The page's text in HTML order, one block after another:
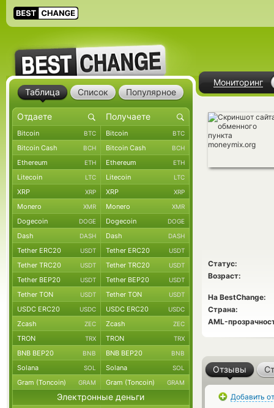
Мониторинг
Статус:
Возраст:
На BestChange:
Страна:
AML-
Отзывы
Добавить
Таблица Список Популярное
Bitcoin BTC Bitcoin BTC
Bitcoin Cash BCH Bitcoin Cash BCH
Ethereum ETH Ethereum ETH
Litecoin LTC Litecoin LTC
XRP XRP XRP XRP
Monero XMR Monero XMR
Dogecoin DOGE Dogecoin DOGE
Dash DASH Dash DASH
Tether ERC20 USDT Tether ERC20 USDT
Tether TRC20 USDT Tether TRC20 USDT
Tether BEP20 USDT Tether BEP20 USDT
Tether TON USDT Tether TON USDT
USDC ERC20 USDC USDC ERC20 USDC
Zcash ZEC Zcash ZEC
TRON TRX TRON TRX
BNB BEP20 BNB BNB BEP20 BNB
Solana SOL Solana SOL
Gram (Toncoin) GRAM Gram (Toncoin) GRAM
Электронные деньги